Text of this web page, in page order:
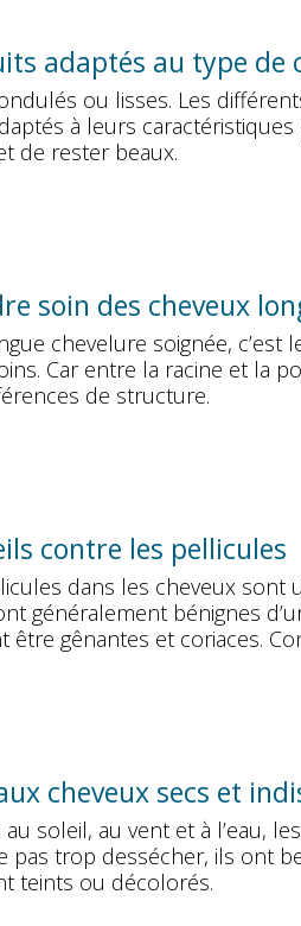
adaptés au type de
ou lisses. Les
à leurs
de rester beaux.
soin des cheveux
chevelure soignée, c’est
Car entre la racine et la
de structure.
contre les pellicules
dans les cheveux sont
généralement bénignes
être gênantes et coriaces.
cheveux secs et
au soleil, au vent et à l’eau,
pas trop dessécher, ils ont
teints ou décolorés.